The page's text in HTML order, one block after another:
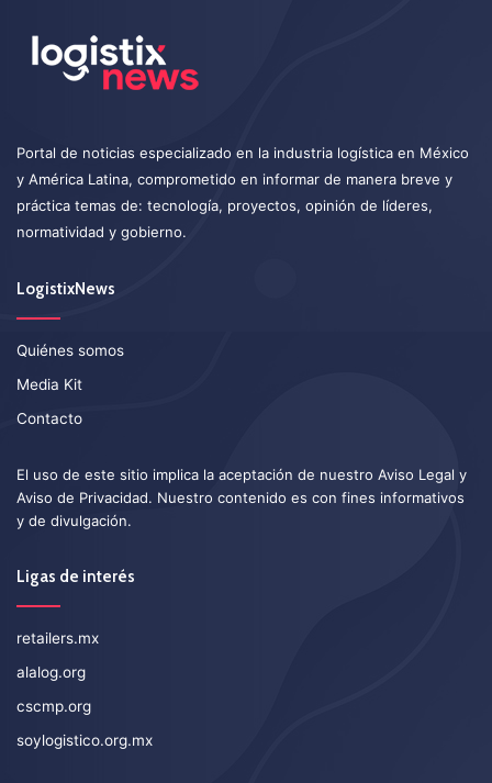
Portal de noticias especializado en la industria logística en México
y América Latina, comprometido en informar de manera breve y
práctica temas de: tecnología, proyectos, opinión de líderes,
normatividad y gobierno.
LogistixNews
Quiénes somos
Media Kit
Contacto
El uso de este sitio implica la aceptación de nuestro Aviso Legal y
Aviso de Privacidad. Nuestro contenido es con fines informativos
y de divulgación.
Ligas de interés
retailers.mx
alalog.org
cscmp.org
soylogistico.org.mx